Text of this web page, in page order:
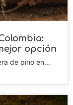
opción
de pino en...